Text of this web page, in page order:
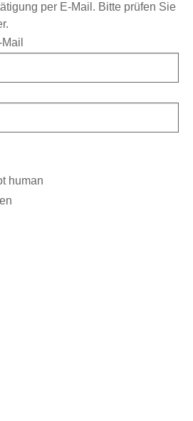
per E-Mail. Bitte prüfen Sie
human